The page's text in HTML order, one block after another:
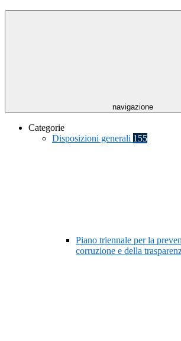
navigazione
Categorie
Disposizioni generali 155
Piano triennale per la
corruzione e della